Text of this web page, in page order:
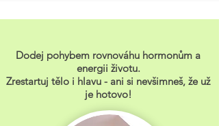
Dodej pohybem rovnováhu hormonům a
energii životu.
Zrestartuj tělo i hlavu - ani si nevšimneš, že už
je hotovo!